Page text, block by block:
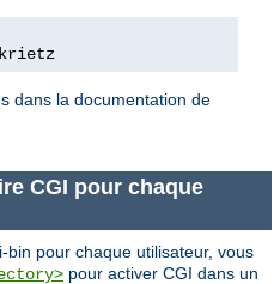
krietz
dans la documentation de
CGI pour chaque
pour chaque utilisateur, vous
pour activer CGI dans un